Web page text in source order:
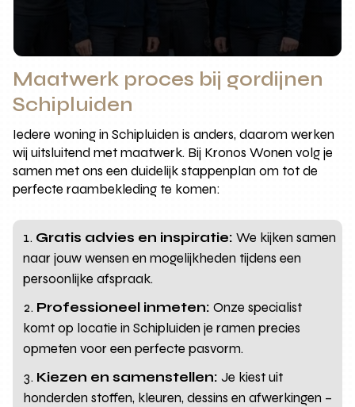
Maatwerk proces bij gordijnen
Schipluiden
Iedere woning in Schipluiden is anders, daarom werken
wij uitsluitend met maatwerk. Bij Kronos Wonen volg je
samen met ons een duidelijk stappenplan om tot de
perfecte raambekleding te komen:
Gratis advies en inspiratie: We kijken samen
naar jouw wensen en mogelijkheden tijdens een
persoonlijke afspraak.
Professioneel inmeten: Onze specialist
komt op locatie in Schipluiden je ramen precies
opmeten voor een perfecte pasvorm.
Kiezen en samenstellen: Je kiest uit
honderden stoffen, kleuren, dessins en afwerkingen –